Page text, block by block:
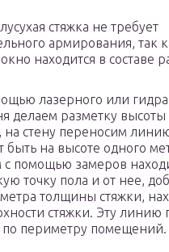
стяжка не требует
армирования, так
находится в составе
лазерного или
делаем разметку высоты
на стену переносим
быть на высоте одного
с помощью замеров
точку пола и от нее,
толщины стяжки,
стяжки. Эту линию
по периметру помещений.